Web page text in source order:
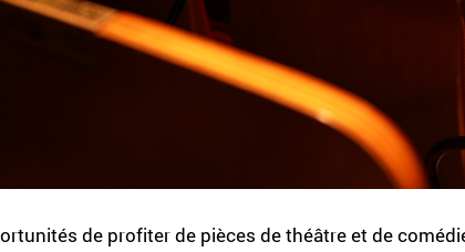
de profiter de pièces de théâtre et de